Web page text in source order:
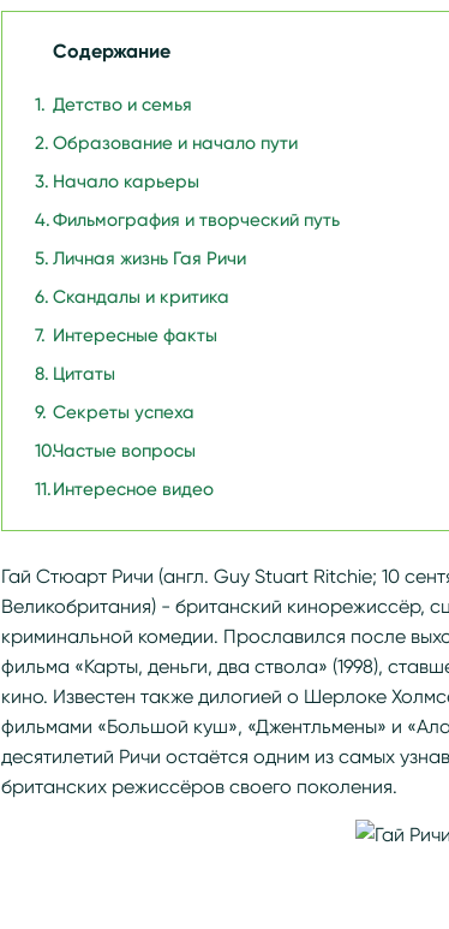
Содержание
Детство и семья
Образование и начало пути
Начало карьеры
Фильмография и творческий путь
Личная жизнь Гая Ричи
Скандалы и критика
Интересные факты
Цитаты
Секреты успеха
Частые вопросы
Интересное видео
Гай Стюарт Ричи (англ. Guy Stuart Ritchie; 10
Великобритания) - британский кинорежиссёр,
криминальной комедии. Прославился после
фильма «Карты, деньги, два ствола» (1998),
кино. Известен также дилогией о Шерлоке
фильмами «Большой куш», «Джентльмены» и
десятилетий Ричи остаётся одним из самых
британских режиссёров своего поколения.